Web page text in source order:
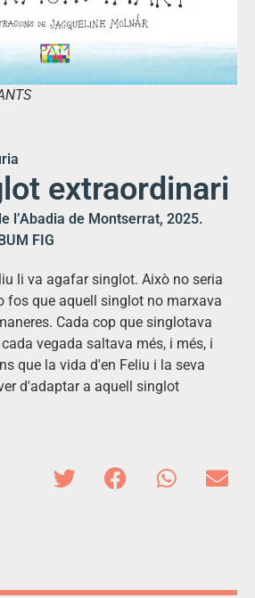
extraordinari
l’Abadia de Montserrat, 2025.
FIG
li va agafar singlot. Això no seria
fos que aquell singlot no marxava
Cada cop que singlotava
vegada saltava més, i més, i
que la vida d'en Feliu i la seva
d'adaptar a aquell singlot